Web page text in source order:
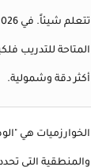
المتاحة للتدريب
أكثر دقة وشمولية.
الخوارزميات هي
والمنطقية التي